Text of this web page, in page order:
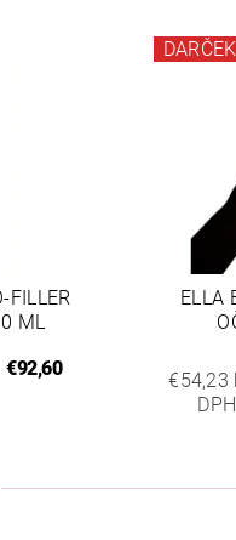
FILLER
ML
€92,60
ELLA
€54,23
DPH